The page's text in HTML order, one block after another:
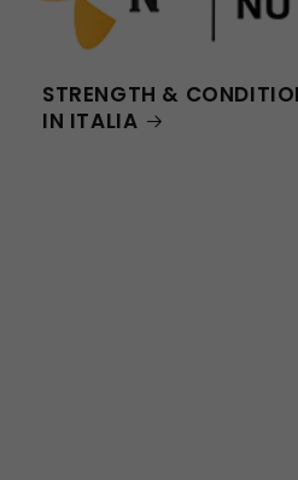
STRENGTH &
IN ITALIA